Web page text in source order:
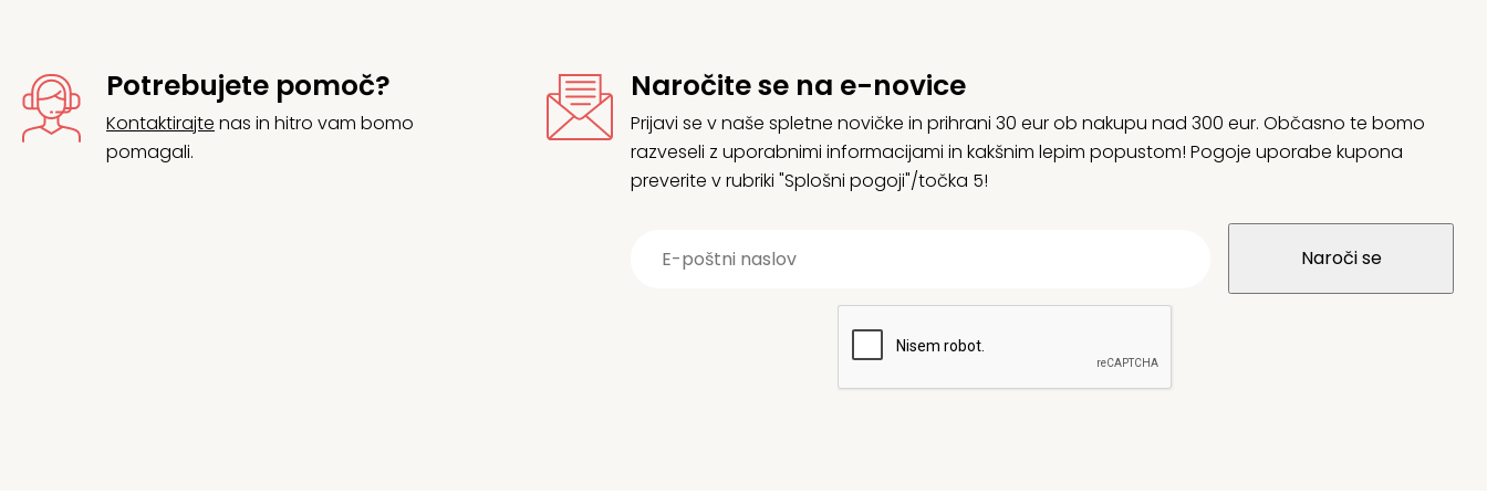
Potrebujete pomoč?
Kontaktirajte nas in hitro vam bomo
pomagali.
Naročite se na e-novice
Prijavi se v naše spletne novičke in prihrani 30 eur ob nakupu nad 300 eur. Občasno te bomo
razveseli z uporabnimi informacijami in kakšnim lepim popustom! Pogoje uporabe kupona
preverite v rubriki "Splošni pogoji"/točka 5!